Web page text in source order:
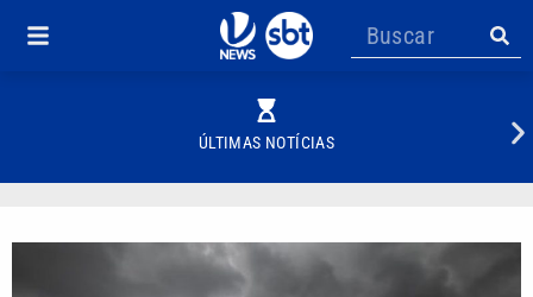
ÚLTIMAS NOTÍCIAS